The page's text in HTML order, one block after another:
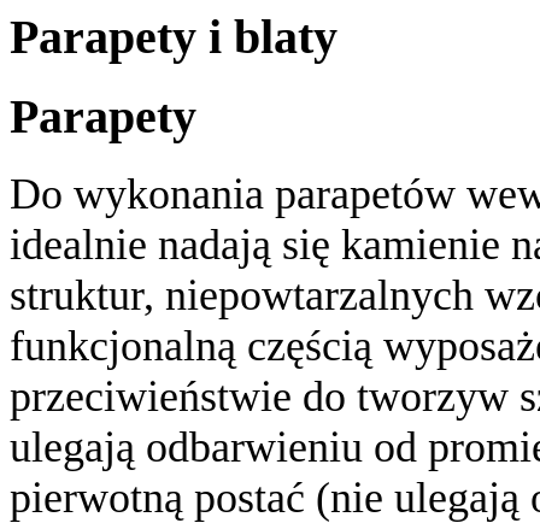
Parapety i blaty
Parapety
Do wykonania parapetów
idealnie nadają się kamienie
struktur, niepowtarzalnych
funkcjonalną częścią
przeciwieństwie do tworzyw
ulegają odbarwieniu od
pierwotną postać (nie ulegają